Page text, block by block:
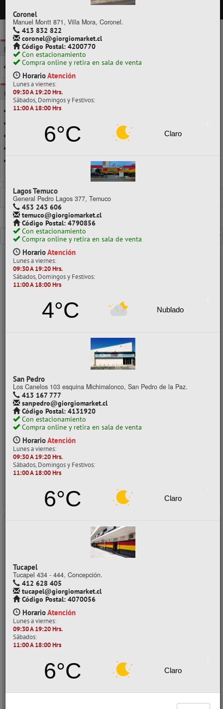
Coronel
Manuel Montt 871, Villa Mora, Coronel.
413 832 822
coronel@giorgiomarket.cl
Código Postal: 4200770
Con estacionamiento
Compra online y retira en sala de venta
HorarioAtención
Lunes a viernes:
09:30 A 19:20 Hrs.
Sábados, Domingos y Festivos:
11:00 A 18:00 Hrs
6°C Claro
Lagos Temuco
General Pedro Lagos 377, Temuco
453 243 606
temuco@giorgiomarket.cl
Código Postal: 4790856
Con estacionamiento
Compra online y retira en sala de venta
HorarioAtención
Lunes a viernes:
09:30 A 19:20 Hrs.
Sábados, Domingos y Festivos:
11:00 A 18:00 Hrs
4°C Nublado
San Pedro
Los Canelos 103 esquina Michimalonco, San Pedro de la Paz.
413 167 777
sanpedro@giorgiomarket.cl
Código Postal: 4131920
Con estacionamiento
Compra online y retira en sala de venta
HorarioAtención
Lunes a viernes:
09:30 A 19:20 Hrs.
Sábados, Domingos y Festivos:
11:00 A 18:00 Hrs
6°C Claro
Tucapel
Tucapel 434 - 444, Concepción.
412 628 405
tucapel@giorgiomarket.cl
Código Postal: 4070056
HorarioAtención
Lunes a viernes:
09:30 A 19:20 Hrs.
Sábados:
11:00 A 18:00 Hrs
6°C Claro
PRODUCTOS
MARCA
ATLANTIK
CATEGORÍAS
ANTEOJOS Y ANTIFAZ
Ver todo en Cotillón
COTILLÓN DISFRACES
Mostrando un máximo de 40 resultados por página
DISFRAZ 3PCZ TIGRE 0911081 ATLANTIK
CÓDIGO: 01020119
Despacho a domicilio (Stock: 70)
Retiro en tienda (Stock: 27)
$1.990
Precio normal:
Ahorro:
DISFRAZ 3PCZ LEOPARDO 0911080 ATLANTIK
Despacho a domicilio (Stock: 0)
Retiro en tienda (Stock: 7)